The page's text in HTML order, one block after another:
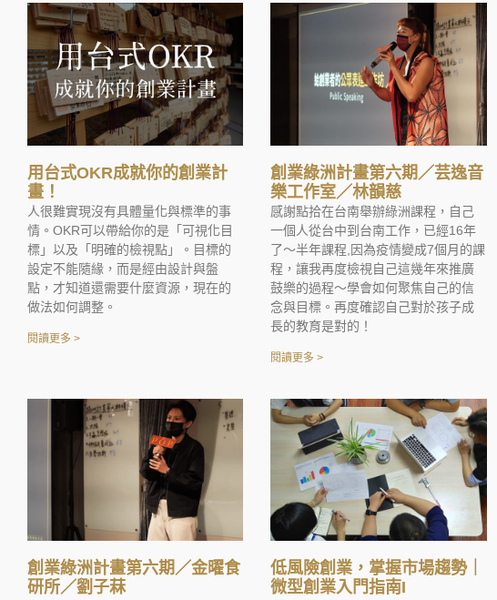
用台式OKR成就你的創業計
畫！
人很難實現沒有具體量化與標準的事
情。OKR可以帶給你的是「可視化目
標」以及「明確的檢視點」。目標的
設定不能隨緣，而是經由設計與盤
點，才知道還需要什麼資源，現在的
做法如何調整。
閱讀更多 >
創業綠洲計畫第六期／芸逸音
樂工作室／林韻慈
感謝點拾在台南舉辦綠洲課程，自己
一個人從台中到台南工作，已經16年
了～半年課程,因為疫情變成7個月的課
程，讓我再度檢視自己這幾年來推廣
鼓樂的過程～學會如何聚焦自己的信
念與目標。再度確認自己對於孩子成
長的教育是對的！
閱讀更多 >
創業綠洲計畫第六期／金曜食
研所／劉子菻
低風險創業，掌握市場趨勢｜
微型創業入門指南I